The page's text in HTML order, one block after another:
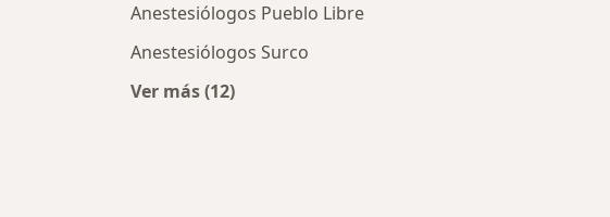
Anestesiólogos Pueblo Libre
Anestesiólogos Surco
Ver más (12)